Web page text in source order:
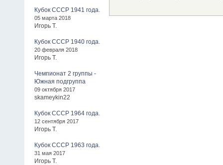
Кубок СССР 1941 года.
05 марта 2018
Игорь Т.
Кубок СССР 1940 года.
20 февраля 2018
Игорь Т.
Чемпионат 2 группы -
Южная подгруппа
09 октября 2017
skameykin22
Кубок СССР 1964 года.
12 сентября 2017
Игорь Т.
Кубок СССР 1963 года.
31 мая 2017
Игорь Т.